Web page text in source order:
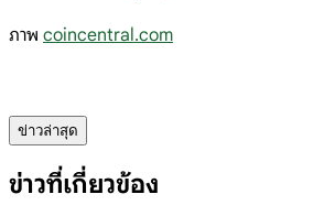
ภาพ coincentral.com
ข่าวล่าสุด
ข่าวที่เกี่ยวข้อง